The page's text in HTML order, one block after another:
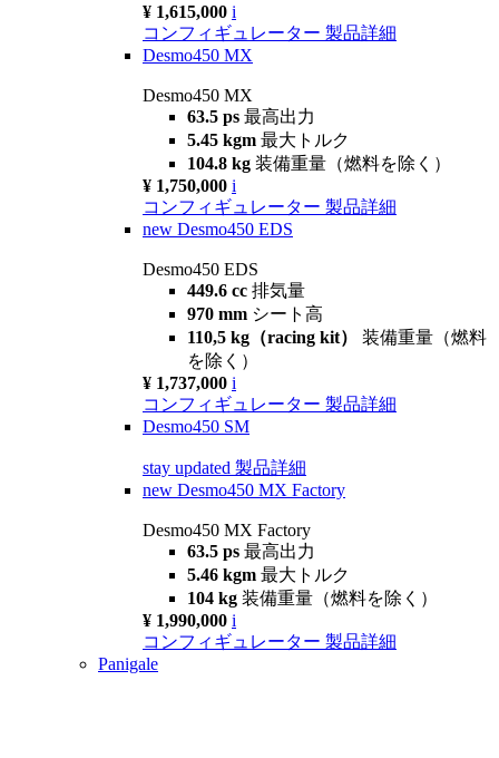
¥ 1,615,000 i
コンフィギュレーター 製品詳細
Desmo450 MX
Desmo450 MX
63.5 ps 最高出力
5.45 kgm 最大トルク
104.8 kg 装備重量（燃料を除く）
¥ 1,750,000 i
コンフィギュレーター 製品詳細
new Desmo450 EDS
Desmo450 EDS
449.6 cc 排気量
970 mm シート高
110,5 kg（racing kit） 装備重量（燃料
を除く）
¥ 1,737,000 i
コンフィギュレーター 製品詳細
Desmo450 SM
stay updated 製品詳細
new Desmo450 MX Factory
Desmo450 MX Factory
63.5 ps 最高出力
5.46 kgm 最大トルク
104 kg 装備重量（燃料を除く）
¥ 1,990,000 i
コンフィギュレーター 製品詳細
Panigale